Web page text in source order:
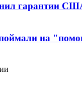
гарантии
на